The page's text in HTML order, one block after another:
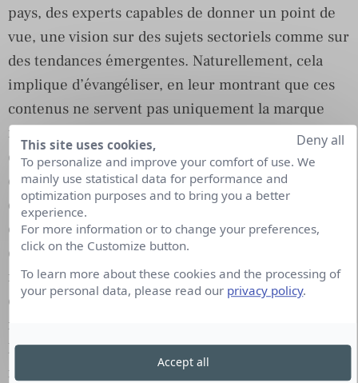
pays, des experts capables de donner un point de
vue, une vision sur des sujets sectoriels comme sur
des tendances émergentes. Naturellement, cela
implique d’évangéliser, en leur montrant que ces
contenus ne servent pas uniquement la marque
mais également leur personal branding. Il convient
également de fédérer, d’éduquer : tous ne sont pas
des écrivains en herbe. Pour émerger, l’objectif est
de produire des contenus qui contiennent quelque
chose, qui ne se contentent pas de redire ce qui a
été écrit ailleurs en utilisant le même jargon, les
mêmes formules toutes faites. Une fois ces
contenus produits, l’étape suivante est de les faire
rayonner notamment grâce aux médias et à
l’employee advocacy. Après tout, nos collaborateurs
ne sont-ils pas nos meilleurs ambassadeurs ?
This site uses cookies,
To personalize and improve your comfort of use. We
mainly use statistical data for performance and
optimization purposes and to bring you a better
experience.
For more information or to change your preferences,
click on the Customize button.
To learn more about these cookies and the processing of
your personal data, please read our privacy policy.
Deny all
Accept all